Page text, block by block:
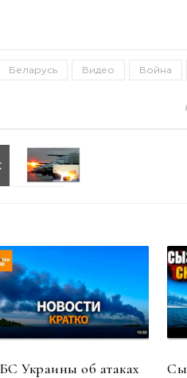
Беларусь Видео Война
Украины об атаках